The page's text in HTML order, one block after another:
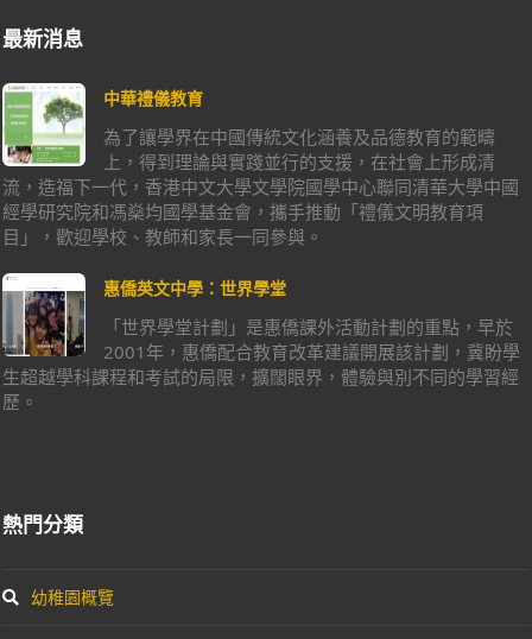
最新消息
中華禮儀教育
為了讓學界在中國傳統文化涵養及品德教育的範疇
上，得到理論與實踐並行的支援，在社會上形成清
流，造福下一代，香港中文大學文學院國學中心聯同清華大學中國
經學研究院和馮燊均國學基金會，攜手推動「禮儀文明教育項
目」，歡迎學校、教師和家長一同參與。
惠僑英文中學：世界學堂
「世界學堂計劃」是惠僑課外活動計劃的重點，早於
2001年，惠僑配合教育改革建議開展該計劃，冀盼學
生超越學科課程和考試的局限，擴闊眼界，體驗與別不同的學習經
歷。
熱門分類
幼稚園概覽